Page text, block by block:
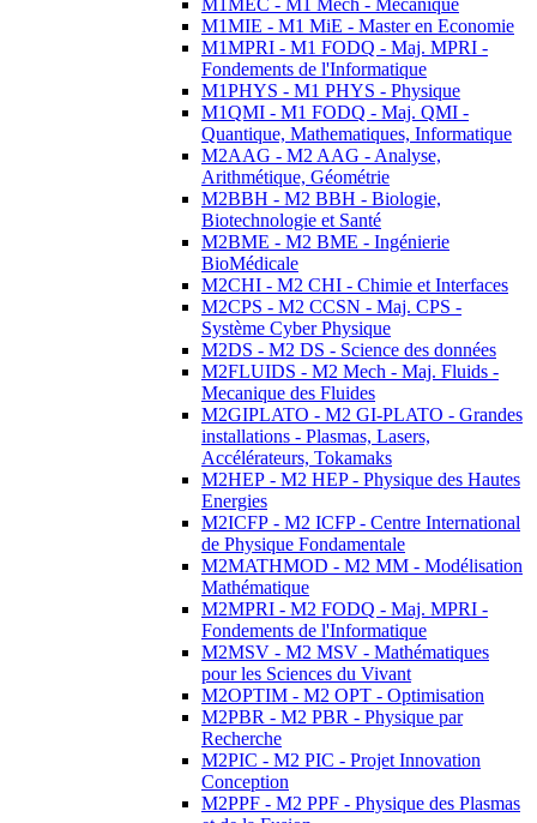
M1MEC - M1 Mech - Mecanique
M1MIE - M1 MiE - Master en Economie
M1MPRI - M1 FODQ - Maj. MPRI -
Fondements de l'Informatique
M1PHYS - M1 PHYS - Physique
M1QMI - M1 FODQ - Maj. QMI -
Quantique, Mathematiques, Informatique
M2AAG - M2 AAG - Analyse,
Arithmétique, Géométrie
M2BBH - M2 BBH - Biologie,
Biotechnologie et Santé
M2BME - M2 BME - Ingénierie
BioMédicale
M2CHI - M2 CHI - Chimie et Interfaces
M2CPS - M2 CCSN - Maj. CPS -
Système Cyber Physique
M2DS - M2 DS - Science des données
M2FLUIDS - M2 Mech - Maj. Fluids -
Mecanique des Fluides
M2GIPLATO - M2 GI-PLATO - Grandes
installations - Plasmas, Lasers,
Accélérateurs, Tokamaks
M2HEP - M2 HEP - Physique des Hautes
Energies
M2ICFP - M2 ICFP - Centre International
de Physique Fondamentale
M2MATHMOD - M2 MM - Modélisation
Mathématique
M2MPRI - M2 FODQ - Maj. MPRI -
Fondements de l'Informatique
M2MSV - M2 MSV - Mathématiques
pour les Sciences du Vivant
M2OPTIM - M2 OPT - Optimisation
M2PBR - M2 PBR - Physique par
Recherche
M2PIC - M2 PIC - Projet Innovation
Conception
M2PPF - M2 PPF - Physique des Plasmas